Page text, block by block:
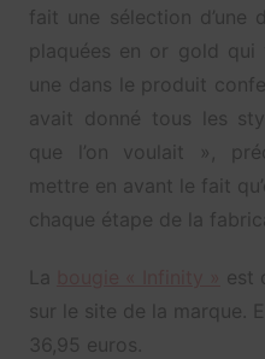
fait une sélection d’une
plaquées en or gold qui
une dans le produit
avait donné tous les
que l’on voulait »,
mettre en avant le fait
chaque étape de la
La
est
sur le site de la marque.
36,95 euros.